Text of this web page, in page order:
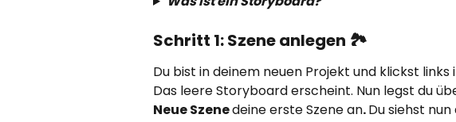
Schritt 1: Szene anlegen 🏞️
Du bist in deinem neuen Projekt und klickst links
Das leere Storyboard erscheint. Nun legst du
Neue Szene deine erste Szene an. Du siehst nun